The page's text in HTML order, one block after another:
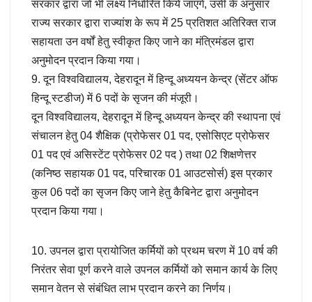
सरकार द्वारा जो भी लक्ष्य निर्धारित किये जाएंगे, उसी के अनुसार
राज्य सरकार द्वारा राज्यांश के रूप में 25 प्रतिशत अतिरिक्त राज
सहायता उन वर्षों हेतु स्वीकृत किए जाने का मंत्रिमंडल द्वारा
अनुमोदन प्रदान किया गया।
9. दून विश्वविद्यालय, देहरादून में हिन्दू अध्ययन केन्द्र (सेंटर ऑफ
हिन्दू स्टडीज) में 6 पदों के सृजन की मंजूरी।
दून विश्वविद्यालय, देहरादून में हिन्दू अध्ययन केन्द्र की स्थापना एवं
संचालन हेतु 04 शैक्षिक (प्रोफेसर 01 पद, एसोसिएट प्रोफेसर
01 पद एवं असिस्टेंट प्रोफेसर 02 पद ) तथा 02 शिक्षणेत्तर
(कनिष्ठ सहायक 01 पद, परिचारक 01 आउटसोर्स) इस प्रकार
कुल 06 पदों का सृजन किए जाने हेतु कैबिनेट द्वारा अनुमोदन
प्रदान किया गया।
10. उपनल द्वारा प्रायोजित कर्मियों को प्रथम चरण में 10 वर्ष की
निरंतर सेवा पूर्ण करने वाले उपनल कर्मियों को समान कार्य के लिए
समान वेतन से संबंधित लाभ प्रदान करने का निर्णय।